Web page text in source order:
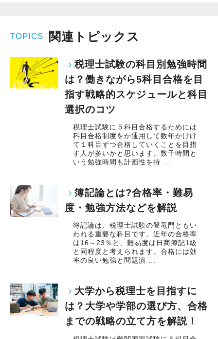
TOPICS 関連トピックス
税理士試験の科目別勉強時間
は？働きながら5科目合格を目
指す戦略的スケジュールと科目
選択のコツ
税理士試験に５科目合格するためには
科目合格制度をか通用して数年かけけ
て１科目ずつ合格していくことを目指
す人が多いかと思います。数千時間と
いう勉強時間も計画性を持 ...
簿記論とは?合格率・難易
度・勉強方法などを解説
簿記論は、税理士試験の登竜門ともい
われる重要な科目です。近年の合格率
は16～23％と、難易度は日商簿記1級
と同程度と考えられます。合格には効
率の良い勉強と問題演 ...
大学から税理士を目指すに
は？大学や学部の選び方、合格
までの戦略の立て方を解説！